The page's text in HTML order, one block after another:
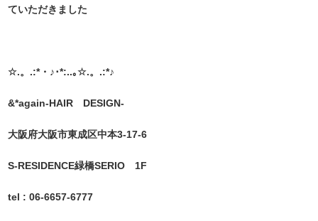
ていただきました
☆.。.:*・♪･*:..｡☆.。.:*♪
&*again-HAIR DESIGN-
大阪府大阪市東成区中本3-17-6
S-RESIDENCE緑橋SERIO 1F
tel : 06-6657-6777